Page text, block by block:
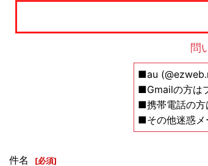
問
■au
■Gmailの方は
■携帯電話の方
■その他迷惑メ
件名 [必須]